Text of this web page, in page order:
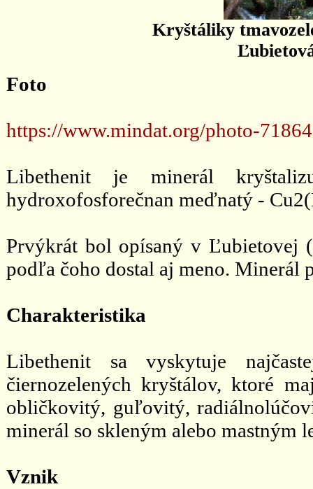
Kryštáliky
Foto
https://www.mindat.org/photo-
Libethenit je minerál
hydroxofosforečnan meďnatý -
Prvýkrát bol opísaný v Ľubietovej
podľa čoho dostal aj meno. Minerál
Charakteristika
Libethenit sa vyskytuje
čiernozelených kryštálov, ktoré
obličkovitý, guľovitý,
minerál so skleným alebo mastným
Vznik